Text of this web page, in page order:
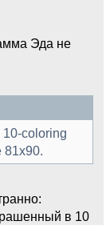
Эда не
10-coloring
81x90.
в 10